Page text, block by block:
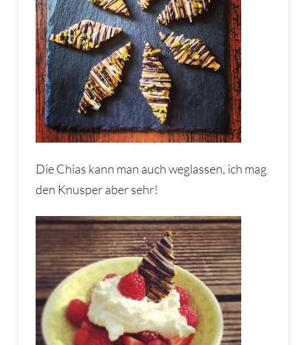
Die Chias kann man auch weglassen, ich mag
den Knusper aber sehr!